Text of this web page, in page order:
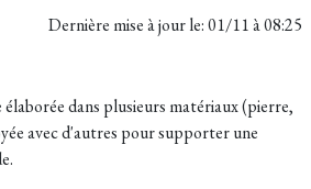
Dernière mise à jour le:01/11 à 08:25
dans plusieurs matériaux (pierre,
avec d'autres pour supporter une